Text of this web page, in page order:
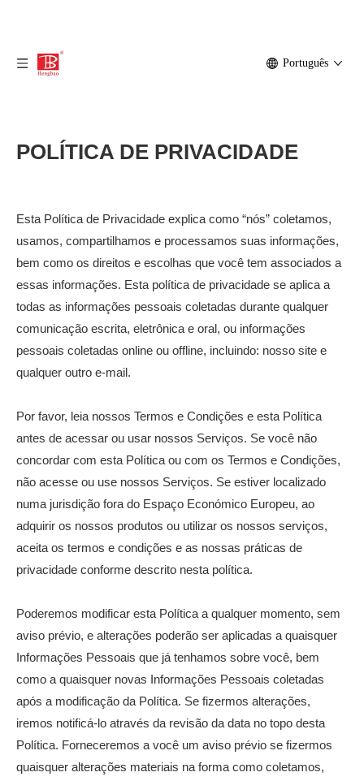
Português
POLÍTICA DE PRIVACIDADE
Esta Política de Privacidade explica como “nós” coletamos,
usamos, compartilhamos e processamos suas informações,
bem como os direitos e escolhas que você tem associados a
essas informações. Esta política de privacidade se aplica a
todas as informações pessoais coletadas durante qualquer
comunicação escrita, eletrônica e oral, ou informações
pessoais coletadas online ou offline, incluindo: nosso site e
qualquer outro e-mail.
Por favor, leia nossos Termos e Condições e esta Política
antes de acessar ou usar nossos Serviços. Se você não
concordar com esta Política ou com os Termos e Condições,
não acesse ou use nossos Serviços. Se estiver localizado
numa jurisdição fora do Espaço Económico Europeu, ao
adquirir os nossos produtos ou utilizar os nossos serviços,
aceita os termos e condições e as nossas práticas de
privacidade conforme descrito nesta política.
Poderemos modificar esta Política a qualquer momento, sem
aviso prévio, e alterações poderão ser aplicadas a quaisquer
Informações Pessoais que já tenhamos sobre você, bem
como a quaisquer novas Informações Pessoais coletadas
após a modificação da Política. Se fizermos alterações,
iremos notificá-lo através da revisão da data no topo desta
Política. Forneceremos a você um aviso prévio se fizermos
quaisquer alterações materiais na forma como coletamos,